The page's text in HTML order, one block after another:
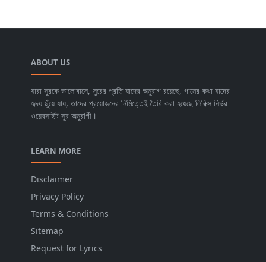
ABOUT US
যারা সুরকে ভালোবাসে, সুরের প্রতি যাদের অনুরাগ রয়েছে, গানের কথা যাদের
হৃদয় ছুঁয়ে যায়, তাদের প্রয়োজনের নিমিত্তেই তৈরি করা হয়েছে লিরিক্স নির্ভর
ওয়েবসাইট সুর অনুরাগী।
LEARN MORE
Disclaimer
Privacy Policy
Terms & Conditions
Sitemap
Request for Lyrics